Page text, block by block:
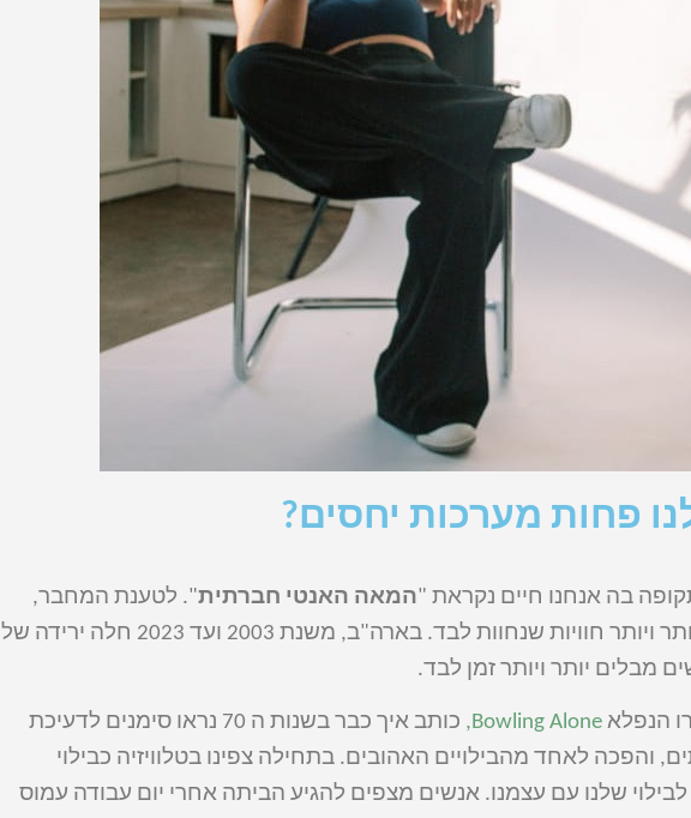
פחות מערכות יחסים?
בה אנחנו חיים נקראת "המאה האנטי חברתית". לטענת המחבר,
המודרניות שינתה את הריטואל של הביחד, והיום יש יותר ויותר חוויות שנחוות לבד. בארה"ב, משנת 2003 ועד 2023 חלה ירידה של
Bowling Alone
,
כותב איך כבר בשנות ה 70 נראו סימנים לדעיכת
והפכה לאחד מהבילויים האהובים. בתחילה צפינו בטלוויזיה כבילוי
שלנו עם עצמנו. אנשים מצפים להגיע הביתה אחרי יום עבודה עמוס